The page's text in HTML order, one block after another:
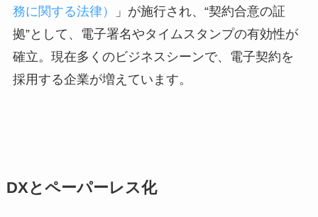
務に関する法律）
」が施行され、“契約合意の証
拠”として、電子署名やタイムスタンプの有効性が
確立。現在多くのビジネスシーンで、電子契約を
採用する企業が増えています。
DXとペーパーレス化